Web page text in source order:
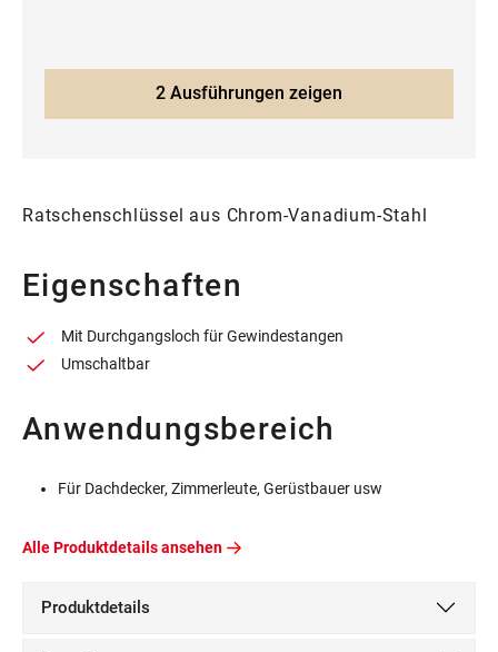
2 Ausführungen zeigen
Ratschenschlüssel aus Chrom-Vanadium-Stahl
Eigenschaften
Mit Durchgangsloch für Gewindestangen
Umschaltbar
Anwendungsbereich
Für Dachdecker, Zimmerleute, Gerüstbauer usw
Alle Produktdetails ansehen
Produktdetails